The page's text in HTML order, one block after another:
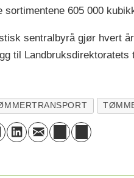
sortimentene 605 000
sentralbyrå gjør hvert
til Landbruksdirektoratets